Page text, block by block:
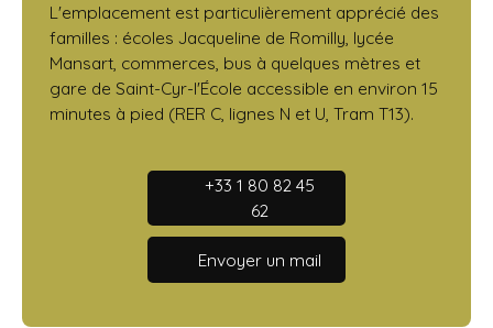
L'emplacement est particulièrement apprécié des
familles : écoles Jacqueline de Romilly, lycée
Mansart, commerces, bus à quelques mètres et
gare de Saint-Cyr-l'École accessible en environ 15
minutes à pied (RER C, lignes N et U, Tram T13).
+33 1 80 82 45
62
Envoyer un mail